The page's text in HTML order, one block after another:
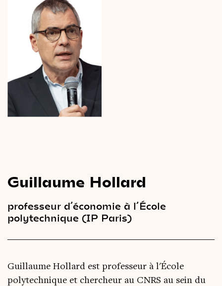
Science et technologies
Société
Géopolitique
Neurosciences
magazine
Vidéos & Podcast
Guillaume Hollard
professeur d’économie à l’École
polytechnique (IP Paris)
Guillaume Hollard est professeur à l'École
polytechnique et chercheur au CNRS au sein du